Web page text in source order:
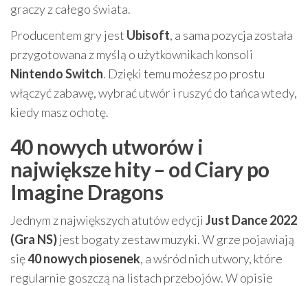
graczy z całego świata.
Producentem gry jest Ubisoft, a sama pozycja została
przygotowana z myślą o użytkownikach konsoli
Nintendo Switch. Dzięki temu możesz po prostu
włączyć zabawę, wybrać utwór i ruszyć do tańca wtedy,
kiedy masz ochotę.
40 nowych utworów i
największe hity – od Ciary po
Imagine Dragons
Jednym z największych atutów edycji Just Dance 2022
(Gra NS)jest bogaty zestaw muzyki. W grze pojawiają
się40 nowych piosenek, a wśród nich utwory, które
regularnie goszczą na listach przebojów. W opisie